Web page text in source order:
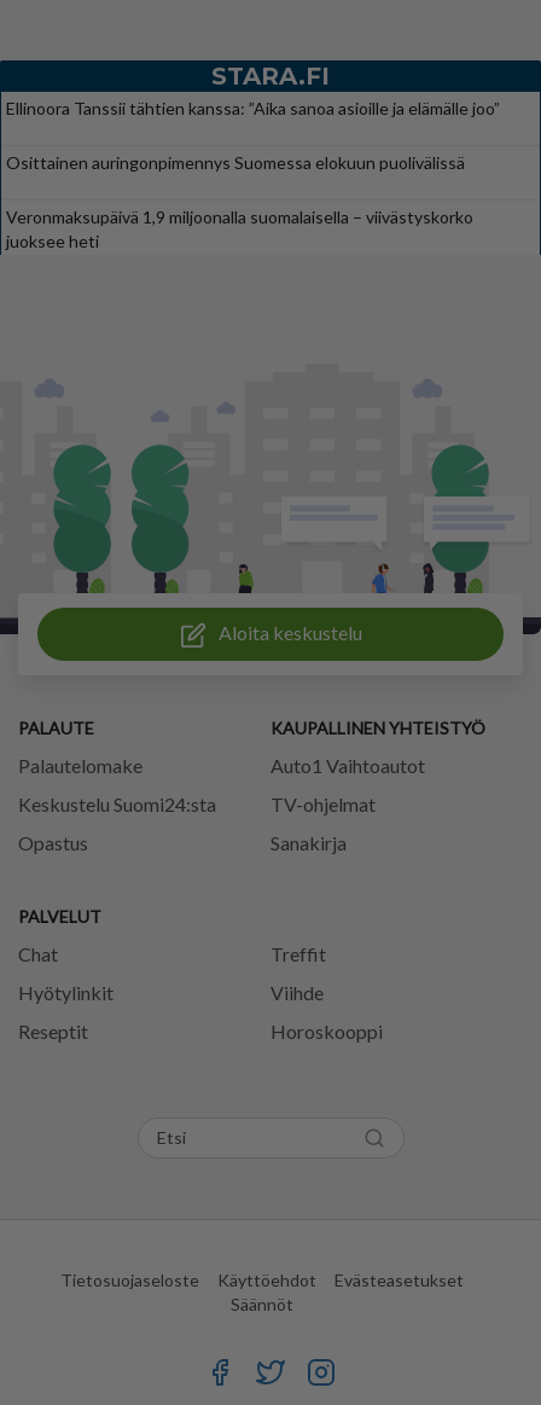
STARA.FI
Ellinoora Tanssii tähtien kanssa: ”Aika sanoa asioille ja elämälle joo”
Osittainen auringonpimennys Suomessa elokuun puolivälissä
Veronmaksupäivä 1,9 miljoonalla suomalaisella – viivästyskorko
juoksee heti
Aloita keskustelu
PALAUTE
Palautelomake
Keskustelu Suomi24:sta
Opastus
PALVELUT
Chat
Treffit
Hyötylinkit
Viihde
Reseptit
Horoskooppi
KAUPALLINEN YHTEISTYÖ
Auto1 Vaihtoautot
TV-ohjelmat
Sanakirja
Tietosuojaseloste Käyttöehdot
Evästeasetukset
Säännöt